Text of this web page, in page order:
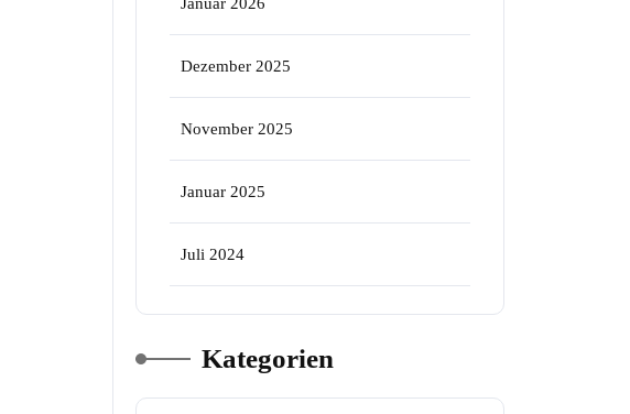
Dezember 2025
November 2025
Januar 2025
Juli 2024
Kategorien